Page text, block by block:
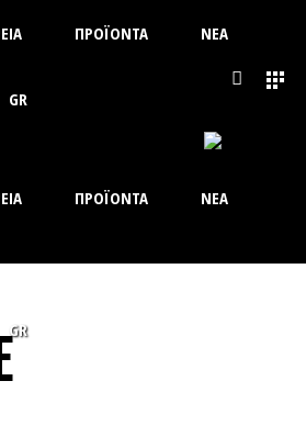
ΠΡΟΪΟΝΤΑ ΝΕΑ
GR
ΠΡΟΪΟΝΤΑ ΝΕΑ
GR